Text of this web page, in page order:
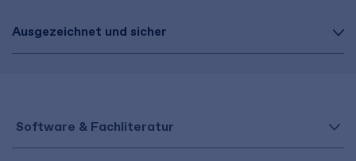
Ausgezeichnet und sicher
Software & Fachliteratur